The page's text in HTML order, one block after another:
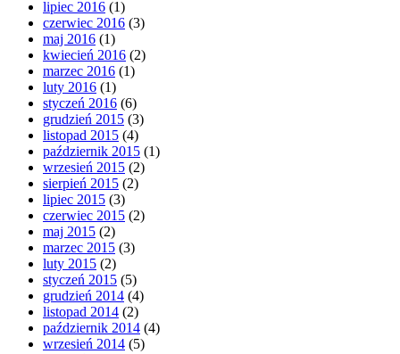
lipiec 2016 (1)
czerwiec 2016 (3)
maj 2016 (1)
kwiecień 2016 (2)
marzec 2016 (1)
luty 2016 (1)
styczeń 2016 (6)
grudzień 2015 (3)
listopad 2015 (4)
październik 2015 (1)
wrzesień 2015 (2)
sierpień 2015 (2)
lipiec 2015 (3)
czerwiec 2015 (2)
maj 2015 (2)
marzec 2015 (3)
luty 2015 (2)
styczeń 2015 (5)
grudzień 2014 (4)
listopad 2014 (2)
październik 2014 (4)
wrzesień 2014 (5)